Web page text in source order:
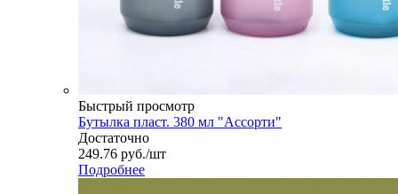
Быстрый просмотр
Бутылка пласт. 380 мл "Ассорти"
Достаточно
249.76 руб./шт
Подробнее